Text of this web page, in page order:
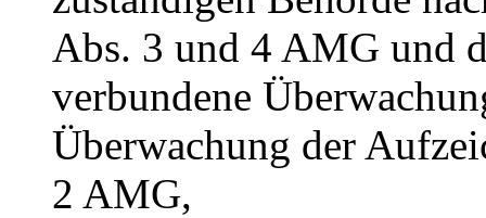
Abs. 3 und 4 AMG und
verbundene
Überwachung der
2 AMG,